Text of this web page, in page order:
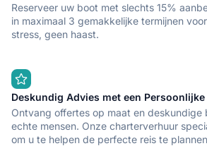
Reserveer uw boot met slechts 15%
in maximaal 3 gemakkelijke termijnen
stress, geen haast.
Deskundig Advies met een Persoonlijke
Ontvang offertes op maat en deskundige
echte mensen. Onze charterverhuur
om u te helpen de perfecte reis te